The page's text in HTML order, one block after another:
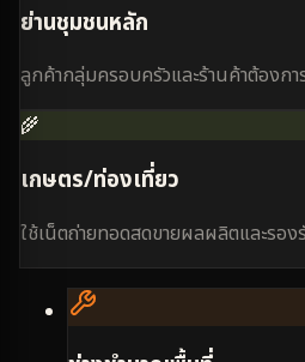
ย่านชุมชนหลัก
ลูกค้ากลุ่มครอบครัวและร้านค้าต้องกา
🌾
เกษตร/ท่องเที่ยว
ใช้เน็ตถ่ายทอดสดขายผลผลิตและรอ